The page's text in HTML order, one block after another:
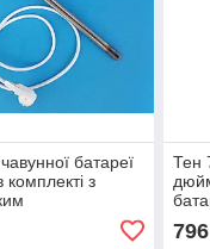
батареї
комплекті з
Тен
796